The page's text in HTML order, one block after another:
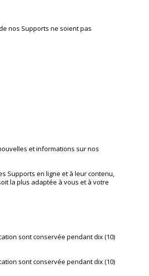
nos Supports ne soient pas
et informations sur nos
Supports en ligne et à leur contenu,
la plus adaptée à vous et à votre
sont conservée pendant dix (10)
sont conservée pendant dix (10)